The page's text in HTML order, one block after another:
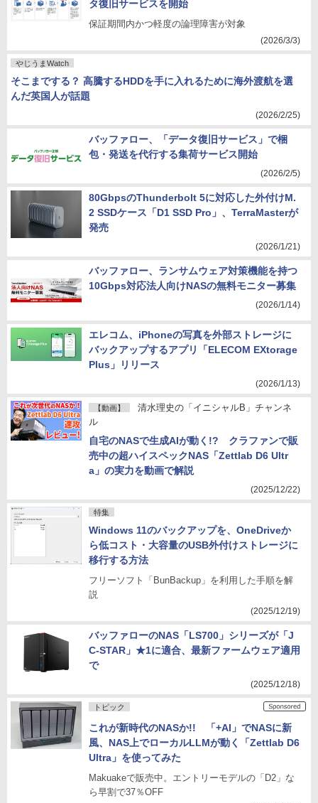
タ復旧サービスを開始
保証期間内かつ軽度の論理障害が対象
(2026/3/3)
やじうまWatch
そこまでする？ 高騰するHDDを手に入れるために海外渡航を選
んだ英国人が話題
(2026/2/25)
バッファロー、「データ復旧サービス」で梱
包・発送を代行する集荷サービス開始
(2026/2/5)
80GbpsのThunderbolt 5に対応した外付けM.
2 SSDケース「D1 SSD Pro」、TerraMasterが
発売
(2026/1/21)
バッファロー、ランサムウェア対策機能を持つ
10Gbps対応法人向けNASの無料モニター募集
(2026/1/14)
エレコム、iPhoneの写真を外部ストレージに
バックアップするアプリ「ELECOM EXtorage
Plus」リリース
(2026/1/13)
【動画】
清水理史の「イニシャルB」チャンネ
ル
自宅のNASで生成AIが動く!? クラファンで販
売中の超ハイスペックNAS「Zettlab D6 Ultr
a」の実力を動画で解説
(2025/12/22)
特集
Windows 11のバックアップを、OneDriveか
ら低コスト・大容量のUSB外付けストレージに
移行する方法
フリーソフト「BunBackup」を利用した手順を解
説
(2025/12/19)
バッファローのNAS「LS700」シリーズが「J
C-STAR」★1に適合、最新ファームウェア適用
で
(2025/12/18)
トピック
これが新時代のNASか!! 「+AI」でNASに新
風、NAS上でローカルLLMが動く「Zettlab D6
Ultra」を使ってみた
Makuakeで販売中。エントリーモデルの「D2」な
ら早割で37％OFF